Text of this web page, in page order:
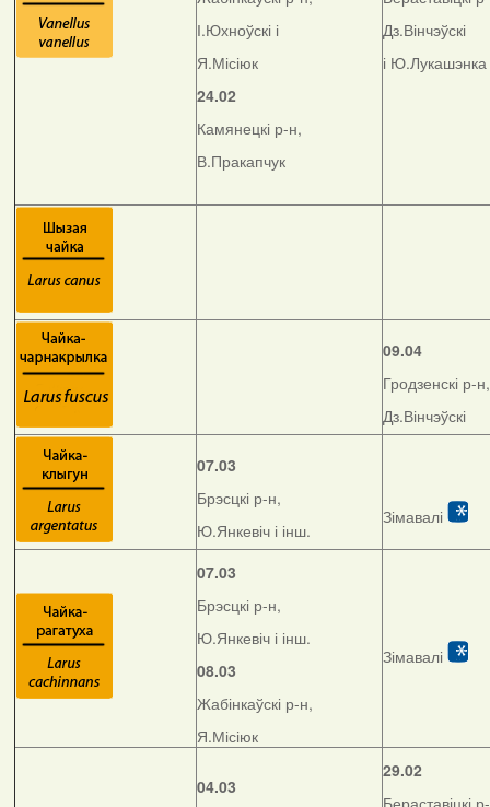
І.Юхноўскі і
Я.Місіюк
24.02
Камянецкі р-н,
В.Пракапчук
Дз.Вінчэўскі
і Ю.Лукашэнка
09.04
Гродзенскі р-н,
Дз.Вінчэўскі
07.03
Брэсцкі р-н,
Ю.Янкевіч і інш.
Зімавалі
07.03
Брэсцкі р-н,
Ю.Янкевіч і інш.
08.03
Жабінкаўскі р-н,
Я.Місіюк
Зімавалі
04.03
29.02
Бераставіцкі